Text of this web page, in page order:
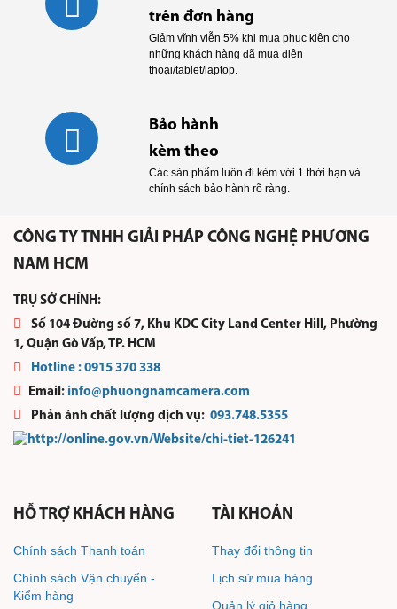
trên đơn hàng
Giảm vĩnh viễn 5% khi mua phục kiện cho
những khách hàng đã mua điện
thoại/tablet/laptop.
Bảo hành
kèm theo
Các sản phẩm luôn đi kèm với 1 thời hạn và
chính sách bảo hành rõ ràng.
CÔNG TY TNHH GIẢI PHÁP CÔNG NGHỆ PHƯƠNG
NAM HCM
TRỤ SỞ CHÍNH:
Số 104 Đường số 7, Khu KDC City Land Center Hill, Phường
1, Quận Gò Vấp, TP. HCM
Hotline : 0915 370 338
Email: info@phuongnamcamera.com
Phản ánh chất lượng dịch vụ: 093.748.5355
HỖ TRỢ KHÁCH HÀNG
Chính sách Thanh toán
Chính sách Vận chuyển -
Kiểm hàng
TÀI KHOẢN
Thay đổi thông tin
Lịch sử mua hàng
Quản lý giỏ hàng